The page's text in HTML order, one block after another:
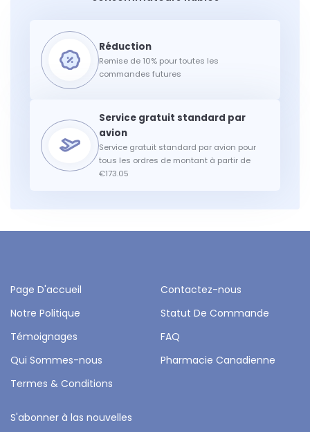
Remise de 10% pour toutes les
commandes futures
Service gratuit standard par avion pour
tous les ordres de montant à partir de
€173.05
Page D'accueil
Contactez-nous
Notre Politique
Statut De Commande
Témoignages
FAQ
Qui Sommes-nous
Pharmacie Canadienne
Termes & Conditions
S'abonner à las nouvelles